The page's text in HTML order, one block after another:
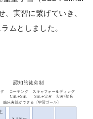
実習に繋げていき、
ムとしました。